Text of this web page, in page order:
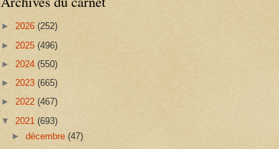
► 2026 (252)
► 2025 (496)
► 2024 (550)
► 2023 (665)
► 2022 (467)
▼ 2021 (693)
►décembre(47)